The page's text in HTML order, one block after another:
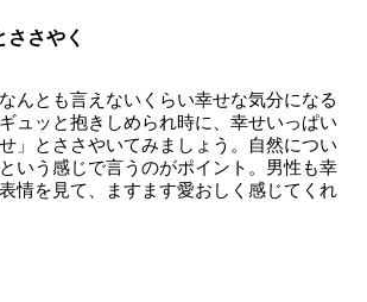
ささやく
んとも言えないくらい幸せな気分になる
ュッと抱きしめられ時に、幸せいっぱい
」とささやいてみましょう。自然につい
いう感じで言うのがポイント。男性も幸
情を見て、ますます愛おしく感じてくれ